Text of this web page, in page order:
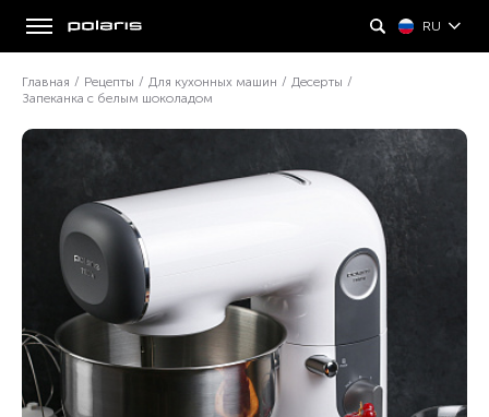
RU
Главная / Рецепты / Для кухонных машин / Десерты /
Запеканка с белым шоколадом